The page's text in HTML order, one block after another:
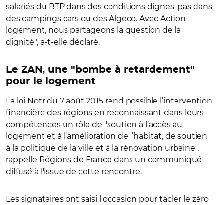
salariés du BTP dans des conditions dignes, pas dans
des campings cars ou des Algeco. Avec Action
logement, nous partageons la question de la
dignité", a-t-elle déclaré.
Le ZAN, une "bombe à retardement"
pour le logement
La loi Notr du 7 août 2015 rend possible l’intervention
financière des régions en reconnaissant dans leurs
compétences un rôle de "soutien à l’accès au
logement et à l’amélioration de l’habitat, de soutien
à la politique de la ville et à la rénovation urbaine",
rappelle Régions de France dans un communiqué
diffusé à l'issue de cette rencontre.
Les signataires ont saisi l'occasion pour tacler le zéro